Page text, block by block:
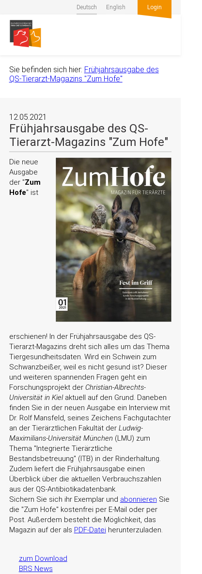
Deutsch English Login
Sie befinden sich hier: Frühjahrsausgabe des
QS-Tierarzt-Magazins "Zum Hofe"
12.05.2021
Frühjahrsausgabe des QS-
Tierarzt-Magazins "Zum Hofe"
Die neue
Ausgabe
der Zum
Hofe
ist
erschienen! In der Frühjahrsausgabe des QS-
Tierarzt-Magazins dreht sich alles um das Thema
Tiergesundheitsdaten. Wird ein Schwein zum
Schwanzbeißer, weil es nicht gesund ist? Dieser
und weiteren spannenden Fragen geht ein
Forschungsprojekt der Christian-Albrechts-
Universität in Kielaktuell auf den Grund. Daneben
finden Sie in der neuen Ausgabe ein Interview mit
Dr. Rolf Mansfeld, seines Zeichens Fachgutachter
an der Tierärztlichen Fakultät der Ludwig-
Maximilians-Universität München (LMU) zum
Thema
Integrierte Tierärztliche
Bestandsbetreuung
(ITB) in der Rinderhaltung.
Zudem liefert die Frühjahrsausgabe einen
Überblick über die aktuellen Verbrauchszahlen
aus der QS-Antibiotikadatenbank.
Sichern Sie sich ihr Exemplar und abonnieren Sie
die
Zum Hofe
kostenfrei per E-Mail oder per
Post. Außerdem besteht die Möglichkeit, das
Magazin auf der als PDF-Datei herunterzuladen.
zum Download
BRS News